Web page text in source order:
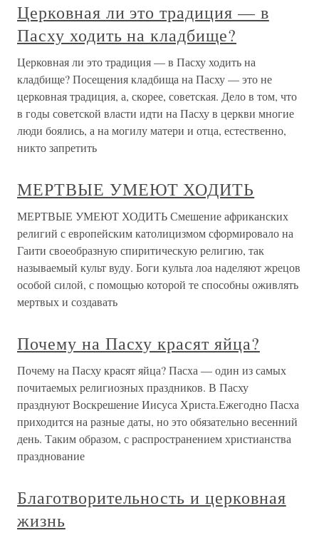
Церковная ли это традиция — в
Пасху ходить на кладбище?
Церковная ли это традиция — в Пасху ходить на
кладбище? Посещения кладбища на Пасху — это не
церковная традиция, а, скорее, советская. Дело в том, что
в годы советской власти идти на Пасху в церкви многие
люди боялись, а на могилу матери и отца, естественно,
никто запретить
МЕРТВЫЕ УМЕЮТ ХОДИТЬ
МЕРТВЫЕ УМЕЮТ ХОДИТЬ Смешение африканских
религий с европейским католицизмом сформировало на
Гаити своеобразную спиритическую религию, так
называемый культ вуду. Боги культа лоа наделяют жрецов
особой силой, с помощью которой те способны оживлять
мертвых и создавать
Почему на Пасху красят яйца?
Почему на Пасху красят яйца? Пасха — один из самых
почитаемых религиозных праздников. В Пасху
празднуют Воскрешение Иисуса Христа.Ежегодно Пасха
приходится на разные даты, но это обязательно весенний
день. Таким образом, с распространением христианства
празднование
Благотворительность и церковная
жизнь